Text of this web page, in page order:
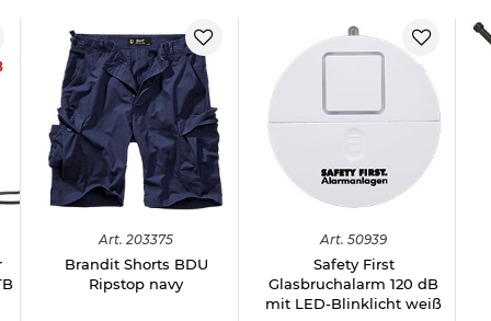
Art. 203375
Brandit Shorts BDU
Ripstop navy
Art. 50939
Safety First
Glasbruchalarm 120 dB
mit LED-Blinklicht weiß